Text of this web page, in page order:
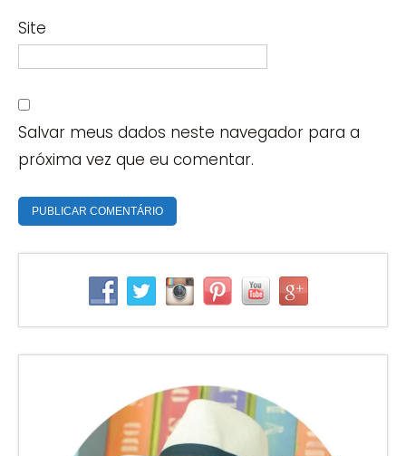
Site
Salvar meus dados neste navegador para a
próxima vez que eu comentar.